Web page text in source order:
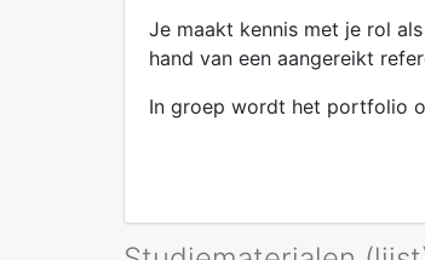
Je maakt kennis met je rol
hand van een aangereikt
In groep wordt het portfolio